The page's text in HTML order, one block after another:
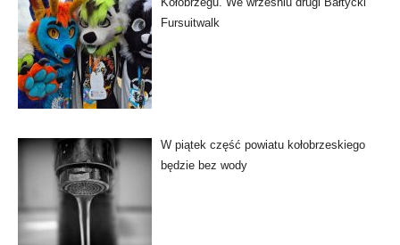
Fursuitwalk
W piątek część powiatu kołobrzeskiego
będzie bez wody